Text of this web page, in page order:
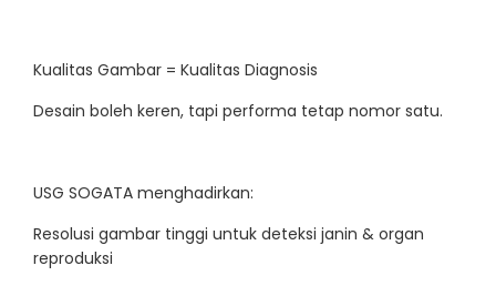
Kualitas Gambar = Kualitas Diagnosis
Desain boleh keren, tapi performa tetap nomor satu.
USG SOGATA menghadirkan:
Resolusi gambar tinggi untuk deteksi janin & organ
reproduksi